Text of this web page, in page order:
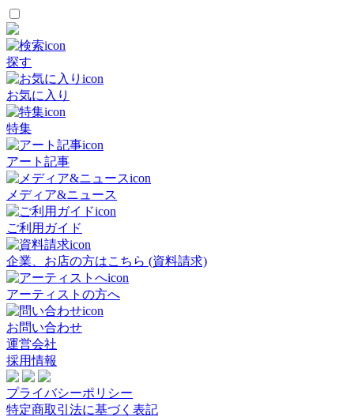
探す
お気に入り
特集
アート記事
メディア&ニュース
ご利用ガイド
企業、お店の方はこちら (資料請求)
アーティストの方へ
お問い合わせ
運営会社
採用情報
プライバシーポリシー
特定商取引法に基づく表記